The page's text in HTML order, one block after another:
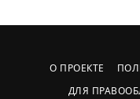
О ПРОЕКТЕ
ДЛЯ